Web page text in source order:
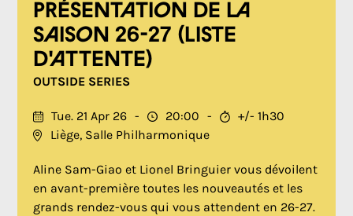
Présentation de la
saison 26-27 (LISTE
D'ATTENTE)
OUTSIDE SERIES
Tue. 21 Apr 26 20:00
+/- 1h30
Liège, Salle Philharmonique
Aline Sam-Giao et Lionel Bringuier vous dévoilent
en avant-première toutes les nouveautés et les
grands rendez-vous qui vous attendent en 26-27.